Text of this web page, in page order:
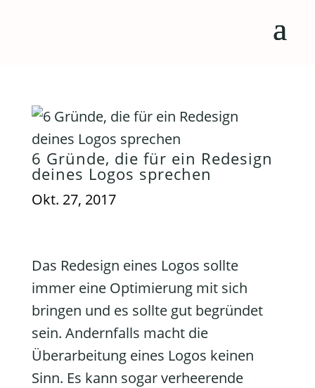
6 Gründe, die für ein Redesign
deines Logos sprechen
Okt. 27, 2017
Das Redesign eines Logos sollte
immer eine Optimierung mit sich
bringen und es sollte gut begründet
sein. Andernfalls macht die
Überarbeitung eines Logos keinen
Sinn. Es kann sogar verheerende